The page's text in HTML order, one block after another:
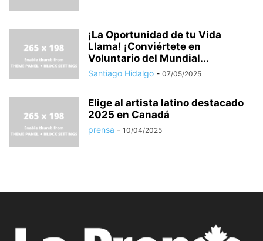
¡La Oportunidad de tu Vida
Llama! ¡Conviértete en
Voluntario del Mundial...
Santiago Hidalgo - 07/05/2025
Elige al artista latino destacado
2025 en Canadá
prensa - 10/04/2025